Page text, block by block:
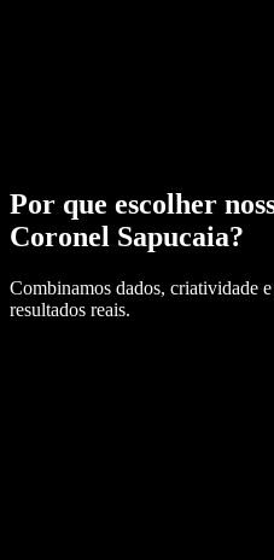
Por que escolher
Coronel Sapucaia?
Combinamos dados, criatividade
resultados reais.